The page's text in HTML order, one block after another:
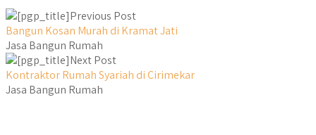
Previous Post
Bangun Kosan Murah di Kramat Jati
Jasa Bangun Rumah
Next Post
Kontraktor Rumah Syariah di Cirimekar
Jasa Bangun Rumah